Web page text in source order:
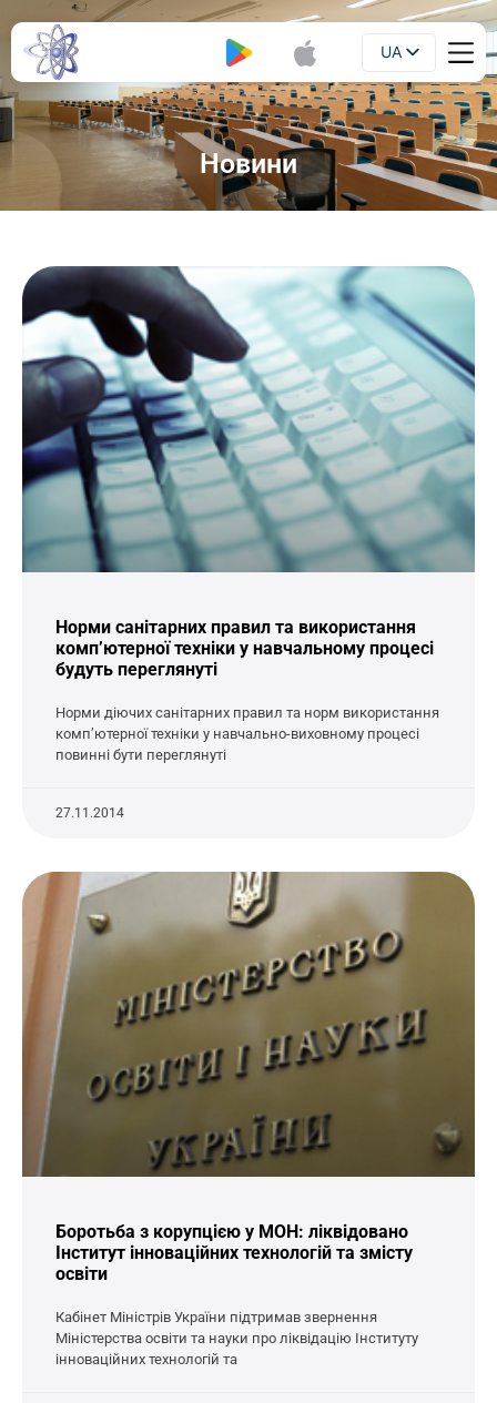
UA
EN
Новини
Норми санітарних правил та використання
комп’ютерної техніки у навчальному процесі
будуть переглянуті
Норми діючих санітарних правил та норм використання
комп’ютерної техніки у навчально-виховному процесі
повинні бути переглянуті
27.11.2014
Боротьба з корупцією у МОН: ліквідовано
Інститут інноваційних технологій та змісту
освіти
Кабінет Міністрів України підтримав звернення
Міністерства освіти та науки про ліквідацію Інституту
інноваційних технологій та